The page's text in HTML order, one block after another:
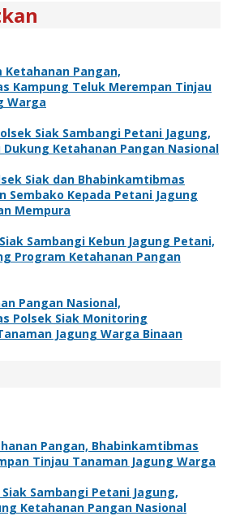
Ketahanan Pangan,
Kampung Teluk Merempan Tinjau
Warga
Siak Sambangi Petani Jagung,
Ketahanan Pangan Nasional
Siak dan Bhabinkamtibmas
Sembako Kepada Petani Jagung
Mempura
Sambangi Kebun Jagung Petani,
Program Ketahanan Pangan
Pangan Nasional,
Polsek Siak Monitoring
Jagung Warga Binaan
Pangan, Bhabinkamtibmas
Tinjau Tanaman Jagung Warga
Sambangi Petani Jagung,
Ketahanan Pangan Nasional